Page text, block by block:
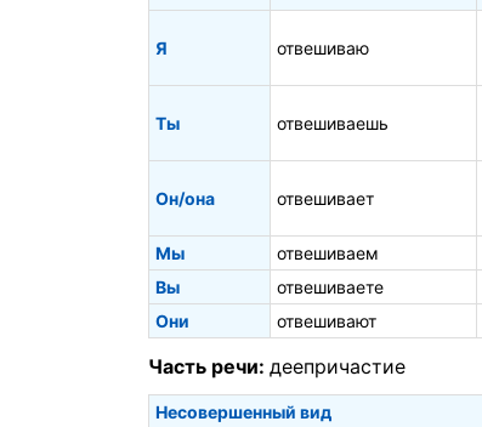
Я отвешиваю
Ты отвешиваешь
Он/она отвешивает
Мы
отвешиваем
Вы
отвешиваете
Они
отвешивают
Часть речи: деепричастие
Несовершенный вид